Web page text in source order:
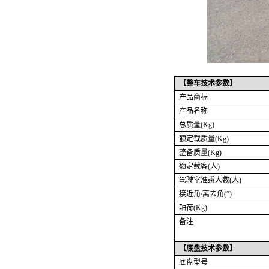
【整车技术参数】
产品商标
产品名称
总质量(Kg)
额定载质量(Kg)
整备质量(Kg)
额定载客(人)
驾驶室准乘人数(人)
接近角/离去角(°)
轴荷(Kg)
备注
【底盘技术参数】
底盘型号